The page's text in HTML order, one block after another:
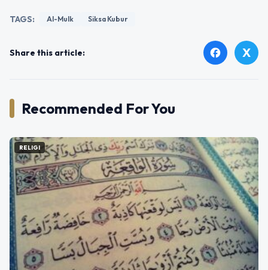
TAGS: Al-Mulk Siksa Kubur
Share this article: facebook X
Recommended For You
RELIGI